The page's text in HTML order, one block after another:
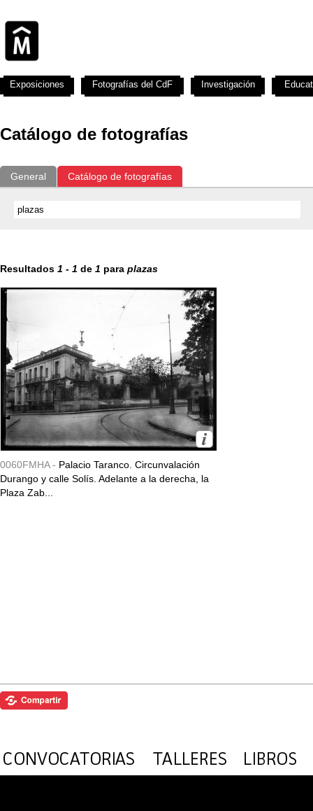
Catálogo de fotografías
General Catálogo de fotografías
Resultados 1 - 1 de 1 para plazas
0060FMHA - Palacio Taranco. Circunvalación
Durango y calle Solís. Adelante a la derecha, la
Plaza Zab...
Exposiciones Fotografías del CdF Investigación